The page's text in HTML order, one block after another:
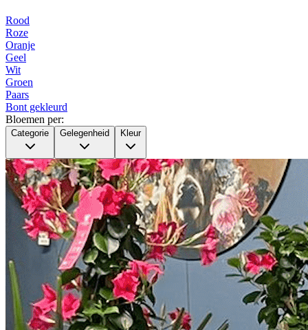
Rood
Roze
Oranje
Geel
Wit
Groen
Paars
Bont gekleurd
Bloemen per:
Categorie Gelegenheid Kleur